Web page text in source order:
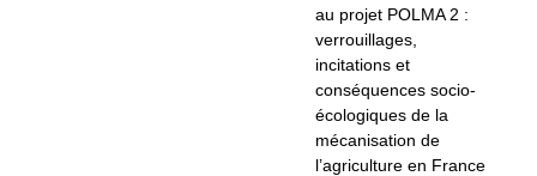
au projet POLMA 2 :
verrouillages,
incitations et
conséquences socio-
écologiques de la
mécanisation de
l’agriculture en France